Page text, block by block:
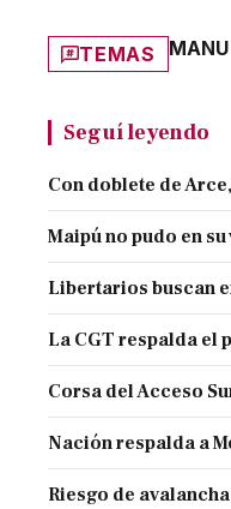
TEMAS
Seguí leyendo
Con doblete de
Maipú no pudo en
Libertarios buscan
La CGT respalda el
Corsa del Acceso
Nación respalda a
Riesgo de